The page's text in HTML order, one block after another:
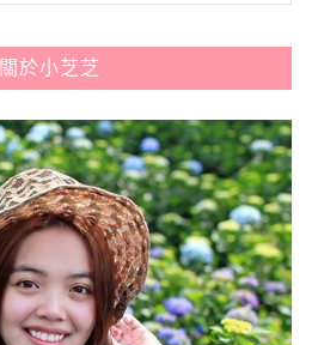
關於小芝芝